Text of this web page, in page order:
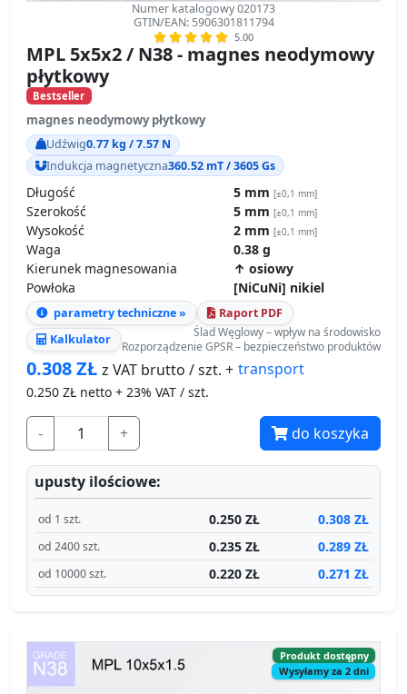
Numer katalogowy 020173
GTIN/EAN: 5906301811794
5.00
MPL 5x5x2 / N38 - magnes neodymowy
płytkowy
Bestseller
magnes neodymowy płytkowy
Udźwig0.77 kg / 7.57 N
Indukcja magnetyczna360.52 mT / 3605 Gs
Długość 5 mm [±0,1 mm]
Szerokość 5 mm [±0,1 mm]
Wysokość 2 mm [±0,1 mm]
Waga
0.38 g
Kierunek magnesowania
↑ osiowy
Powłoka
[NiCuNi] nikiel
parametry techniczne »
Raport PDF
Kalkulator
Ślad Węglowy – wpływ na środowisko
Rozporządzenie GPSR – bezpieczeństwo produktów
0.308ZŁ z VAT brutto / szt. + transport
0.250 ZŁ netto + 23% VAT / szt.
- + do koszyka
upusty ilościowe:
od 1 szt. 0.250 ZŁ 0.308 ZŁ
od 2400 szt. 0.235 ZŁ 0.289 ZŁ
od 10000 szt. 0.220 ZŁ 0.271 ZŁ
Produkt dostępny
Wysyłamy za 2 dni